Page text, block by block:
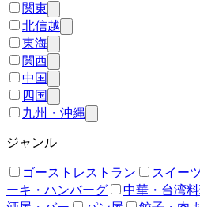
関東
北信越
東海
関西
中国
四国
九州・沖縄
ジャンル
ゴーストレストラン スイー
ーキ・ハンバーグ
中華・台湾